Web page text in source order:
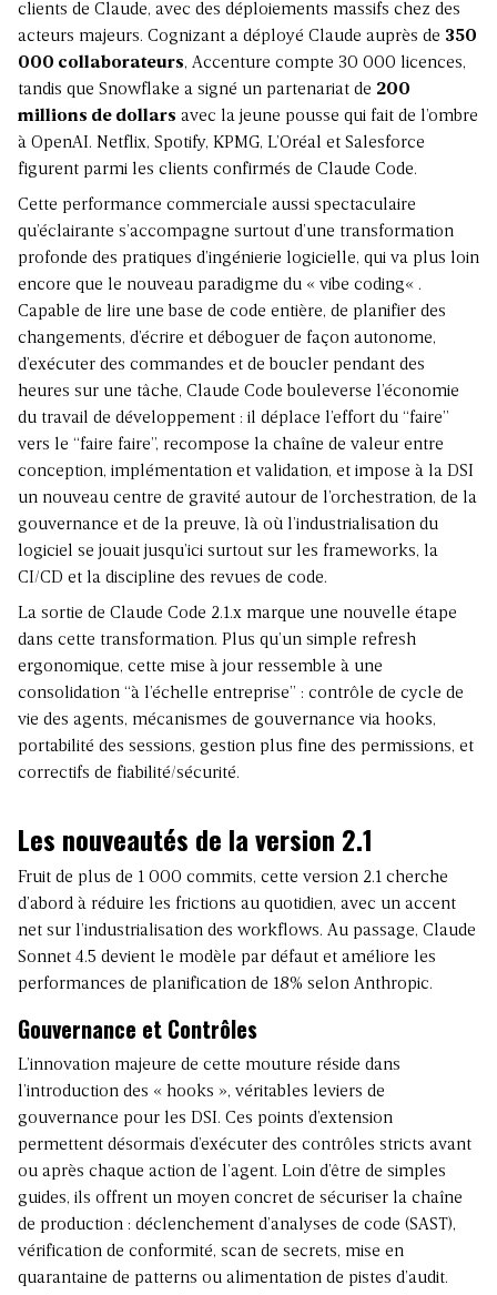
clients de Claude, avec des déploiements massifs chez des
acteurs majeurs. Cognizant a déployé Claude auprès de 350
000 collaborateurs, Accenture compte 30 000 licences,
tandis que Snowflake a signé un partenariat de 200
millions de dollars avec la jeune pousse qui fait de l’ombre
à OpenAI. Netflix, Spotify, KPMG, L’Oréal et Salesforce
figurent parmi les clients confirmés de Claude Code.
Cette performance commerciale aussi spectaculaire
qu’éclairante s’accompagne surtout d’une transformation
profonde des pratiques d’ingénierie logicielle, qui va plus loin
encore que le nouveau paradigme du « vibe coding« .
Capable de lire une base de code entière, de planifier des
changements, d’écrire et déboguer de façon autonome,
d’exécuter des commandes et de boucler pendant des
heures sur une tâche, Claude Code bouleverse l’économie
du travail de développement : il déplace l’effort du “faire”
vers le “faire faire”, recompose la chaîne de valeur entre
conception, implémentation et validation, et impose à la DSI
un nouveau centre de gravité autour de l’orchestration, de la
gouvernance et de la preuve, là où l’industrialisation du
logiciel se jouait jusqu’ici surtout sur les frameworks, la
CI/CD et la discipline des revues de code.
La sortie de Claude Code 2.1.x marque une nouvelle étape
dans cette transformation. Plus qu’un simple refresh
ergonomique, cette mise à jour ressemble à une
consolidation “à l’échelle entreprise” : contrôle de cycle de
vie des agents, mécanismes de gouvernance via hooks,
portabilité des sessions, gestion plus fine des permissions, et
correctifs de fiabilité/sécurité.
Les nouveautés de la version 2.1
Fruit de plus de 1 000 commits, cette version 2.1 cherche
d’abord à réduire les frictions au quotidien, avec un accent
net sur l’industrialisation des workflows. Au passage, Claude
Sonnet 4.5 devient le modèle par défaut et améliore les
performances de planification de 18% selon Anthropic.
Gouvernance et Contrôles
L’innovation majeure de cette mouture réside dans
l’introduction des « hooks », véritables leviers de
gouvernance pour les DSI. Ces points d’extension
permettent désormais d’exécuter des contrôles stricts avant
ou après chaque action de l’agent. Loin d’être de simples
guides, ils offrent un moyen concret de sécuriser la chaîne
de production : déclenchement d’analyses de code (SAST),
vérification de conformité, scan de secrets, mise en
quarantaine de patterns ou alimentation de pistes d’audit.